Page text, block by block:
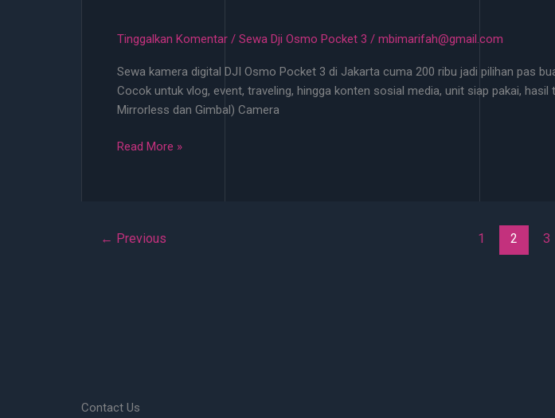
Untuk
BTS
EXO
2026
DP
Tinggalkan Komentar / Sewa Dji Osmo Pocket 3 / mbimarifah@gmail.com
Sewa kamera digital DJI Osmo Pocket 3 di Jakarta cuma 200 ribu jadi pilihan pas
Cocok untuk vlog, event, traveling, hingga konten sosial media, unit siap pakai,
Mirrorless dan Gimbal) Camera
Sewa
Pocket
Read More »
← Previous 1 2 3
Contact Us